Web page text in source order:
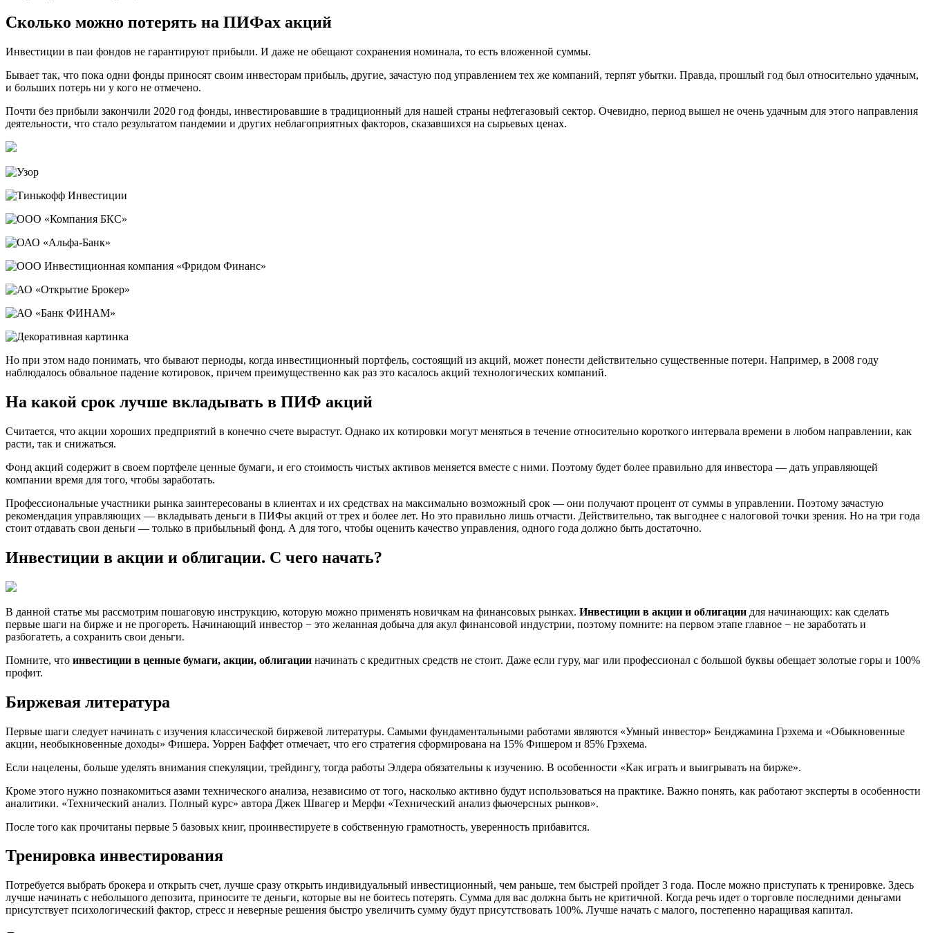
Сколько можно потерять на ПИФах акций
Инвестиции в паи фондов не гарантируют прибыли. И даже не обещают сохранения номинала, то есть вложенной суммы.
Бывает так, что пока одни фонды приносят своим инвесторам прибыль, другие, зачастую под управлением тех же компаний, терпят убытки. Правда, прошлый год был относительно удачным,
и больших потерь ни у кого не отмечено.
Почти без прибыли закончили 2020 год фонды, инвестировавшие в традиционный для нашей страны нефтегазовый сектор. Очевидно, период вышел не очень удачным для этого направления
деятельности, что стало результатом пандемии и других неблагоприятных факторов, сказавшихся на сырьевых ценах.
Но при этом надо понимать, что бывают периоды, когда инвестиционный портфель, состоящий из акций, может понести действительно существенные потери. Например, в 2008 году
наблюдалось обвальное падение котировок, причем преимущественно как раз это касалось акций технологических компаний.
На какой срок лучше вкладывать в ПИФ акций
Считается, что акции хороших предприятий в конечно счете вырастут. Однако их котировки могут меняться в течение относительно короткого интервала времени в любом направлении, как
расти, так и снижаться.
Фонд акций содержит в своем портфеле ценные бумаги, и его стоимость чистых активов меняется вместе с ними. Поэтому будет более правильно для инвестора — дать управляющей
компании время для того, чтобы заработать.
Профессиональные участники рынка заинтересованы в клиентах и их средствах на максимально возможный срок — они получают процент от суммы в управлении. Поэтому зачастую
рекомендация управляющих — вкладывать деньги в ПИФы акций от трех и более лет. Но это правильно лишь отчасти. Действительно, так выгоднее с налоговой точки зрения. Но на три года
стоит отдавать свои деньги — только в прибыльный фонд. А для того, чтобы оценить качество управления, одного года должно быть достаточно.
Инвестиции в акции и облигации. С чего начать?
В данной статье мы рассмотрим пошаговую инструкцию, которую можно применять новичкам на финансовых рынках. Инвестиции в акции и облигации для начинающих: как сделать
первые шаги на бирже и не прогореть. Начинающий инвестор − это желанная добыча для акул финансовой индустрии, поэтому помните: на первом этапе главное − не заработать и
разбогатеть, а сохранить свои деньги.
Помните, что инвестиции в ценные бумаги, акции, облигации начинать с кредитных средств не стоит. Даже если гуру, маг или профессионал с большой буквы обещает золотые горы и 100%
профит.
Биржевая литература
Первые шаги следует начинать с изучения классической биржевой литературы. Самыми фундаментальными работами являются «Умный инвестор» Бенджамина Грэхема и «Обыкновенные
акции, необыкновенные доходы» Фишера. Уоррен Баффет отмечает, что его стратегия сформирована на 15% Фишером и 85% Грэхема.
Если нацелены, больше уделять внимания спекуляции, трейдингу, тогда работы Элдера обязательны к изучению. В особенности «Как играть и выигрывать на бирже».
Кроме этого нужно познакомиться азами технического анализа, независимо от того, насколько активно будут использоваться на практике. Важно понять, как работают эксперты в особенности
аналитики. «Технический анализ. Полный курс» автора Джек Швагер и Мерфи «Технический анализ фьючерсных рынков».
После того как прочитаны первые 5 базовых книг, проинвестируете в собственную грамотность, уверенность прибавится.
Тренировка инвестирования
Потребуется выбрать брокера и открыть счет, лучше сразу открыть индивидуальный инвестиционный, чем раньше, тем быстрей пройдет 3 года. После можно приступать к тренировке. Здесь
лучше начинать с небольшого депозита, приносите те деньги, которые вы не боитесь потерять. Сумма для вас должна быть не критичной. Когда речь идет о торговле последними деньгами
присутствует психологический фактор, стресс и неверные решения быстро увеличить сумму будут присутствовать 100%. Лучше начать с малого, постепенно наращивая капитал.